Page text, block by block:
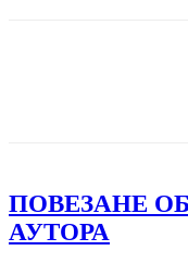
ПОВЕЗАНЕ
АУТОРА